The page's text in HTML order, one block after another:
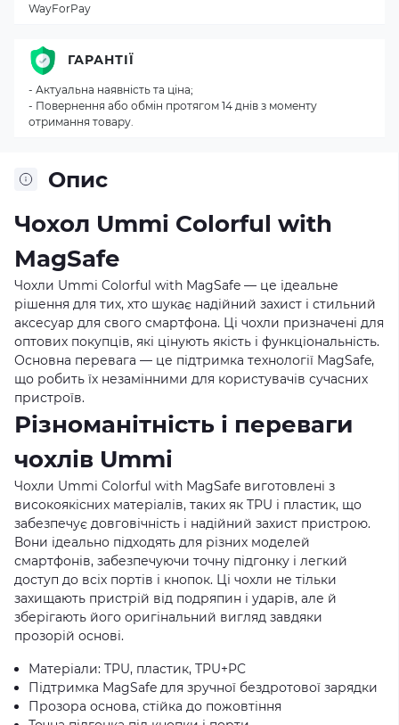
Опис
Чохол Ummi Colorful with
MagSafe
Чохли Ummi Colorful with MagSafe — це ідеальне
рішення для тих, хто шукає надійний захист і стильний
аксесуар для свого смартфона. Ці чохли призначені для
оптових покупців, які цінують якість і функціональність.
Основна перевага — це підтримка технології MagSafe,
що робить їх незамінними для користувачів сучасних
пристроїв.
Різноманітність і переваги
чохлів Ummi
Чохли Ummi Colorful with MagSafe виготовлені з
високоякісних матеріалів, таких як TPU і пластик, що
забезпечує довговічність і надійний захист пристрою.
Вони ідеально підходять для різних моделей
смартфонів, забезпечуючи точну підгонку і легкий
доступ до всіх портів і кнопок. Ці чохли не тільки
захищають пристрій від подряпин і ударів, але й
зберігають його оригінальний вигляд завдяки
прозорій основі.
Матеріали: TPU, пластик, TPU+PC
Підтримка MagSafe для зручної бездротової зарядки
Прозора основа, стійка до пожовтіння
WayForPay
ГАРАНТІЇ
- Актуальна наявність та ціна;
- Повернення або обмін протягом 14 днів з моменту
отримання товару.